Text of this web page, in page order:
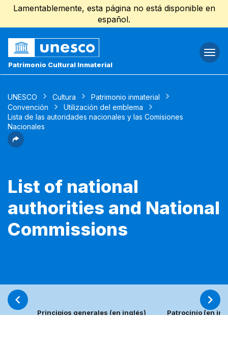
Lamentablemente, esta página no está disponible en
español.
Patrimonio Cultural Inmaterial
UNESCO Cultura
Patrimonio inmaterial
Convención
Utilización del emblema
Lista de las autoridades nacionales y las Comisiones
Nacionales
List of national
authorities and National
Commissions
Principios generales (en inglés) Patrocinio (en